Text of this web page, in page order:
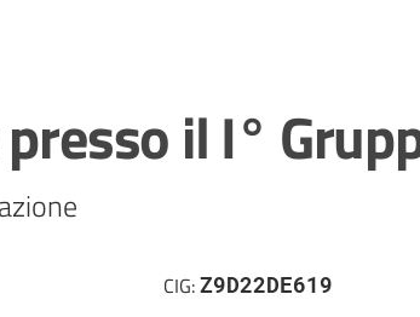
il I°
CIG:Z9D22DE619